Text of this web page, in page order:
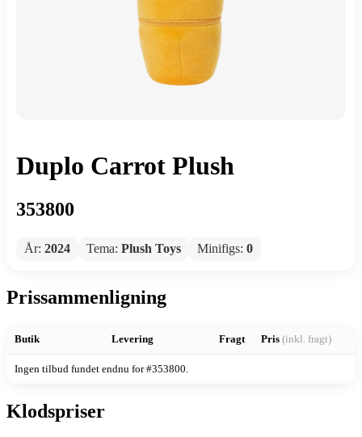
Duplo Carrot Plush
353800
År: 2024 Tema: Plush Toys Minifigs: 0
Prissammenligning
Butik Levering Fragt Pris (inkl. fragt)
Ingen tilbud fundet endnu for #353800.
Klodspriser